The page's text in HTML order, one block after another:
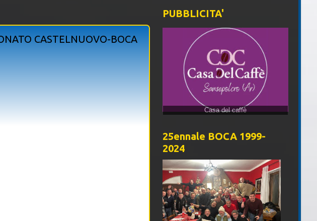
CASTELNUOVO-BOCA
PUBBLICITA'
25ennale BOCA 1999-
2024